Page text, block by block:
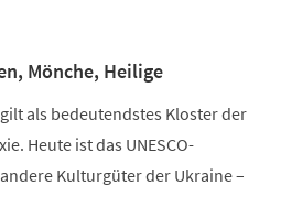
Mönche, Heilige
als bedeutendstes Kloster der
Heute ist das UNESCO-
Kulturgüter der Ukraine –